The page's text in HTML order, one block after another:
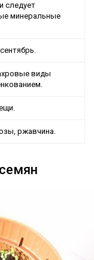
следует
минеральные
виды
ржавчина.